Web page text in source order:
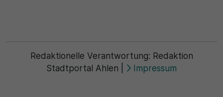
Redaktionelle Verantwortung: Redaktion
Stadtportal Ahlen
Impressum